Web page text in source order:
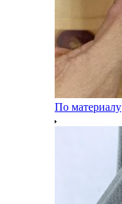
По материалу